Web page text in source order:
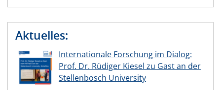
Aktuelles:
Internationale Forschung im Dialog:
Prof. Dr. Rüdiger Kiesel zu Gast an der
Stellenbosch University